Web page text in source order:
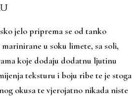
jelo priprema se od tanko
u soku limete, sa soli,
koje dodaju dodatnu ljutinu
teksturu i boju ribe te je stoga
okusa te vjerojatno nikada niste